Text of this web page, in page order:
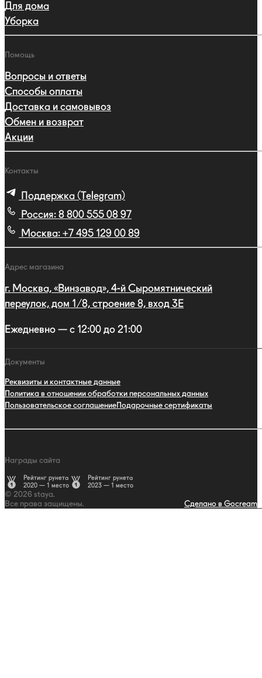
Для дома
Уборка
Помощь
Вопросы и ответы
Способы оплаты
Доставка и самовывоз
Обмен и возврат
Акции
Контакты
Поддержка (Telegram)
Россия: 8 800 555 08 97
Москва: +7 495 129 00 89
Адрес магазина
г. Москва, «Винзавод», 4-й Сыромятнический
переулок, дом 1/8, строение 8, вход 3E
Ежедневно — с 12:00 до 21:00
Документы
Реквизиты и контактные данные
Политика в отношении обработки персональных данных
Пользовательское соглашениеПодарочные сертификаты
Награды сайта
Рейтинг рунета
2020 — 1 место
Рейтинг рунета
2023 — 1 место
© 2026 staya.
Все права защищены.
Сделано в Gocream